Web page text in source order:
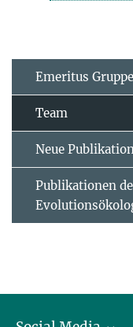
Emeritus
Team
Neue
Publikationen